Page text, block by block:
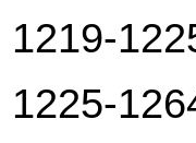
1219-
1225-